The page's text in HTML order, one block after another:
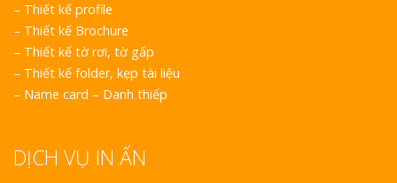
– Thiết kế profile
– Thiết kế Brochure
– Thiết kế tờ rơi, tờ gấp
– Thiết kế folder, kẹp tài liệu
– Name card – Danh thiếp
DỊCH VỤ IN ẤN